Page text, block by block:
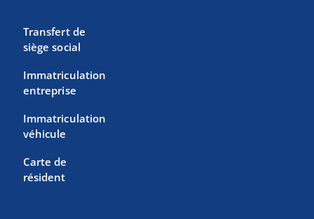
Transfert de
siège social
Immatriculation
entreprise
Immatriculation
véhicule
Carte de
résident